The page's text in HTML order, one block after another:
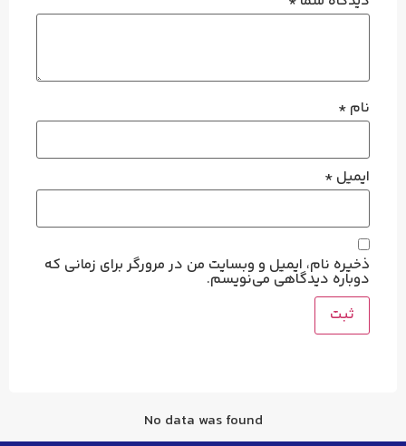
نام *
ایمیل *
ذخیره نام، ایمیل و وبسایت من در مرورگر برای زمانی که
دوباره دیدگاهی می‌نویسم.
No data was found